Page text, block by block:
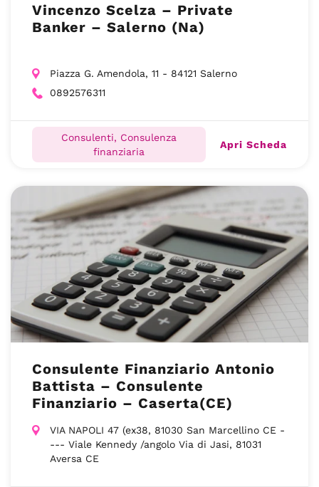
Vincenzo Scelza – Private
Banker – Salerno (Na)
Piazza G. Amendola, 11 - 84121 Salerno
0892576311
Consulenti, Consulenza
finanziaria
Apri Scheda
Consulente Finanziario Antonio
Battista – Consulente
Finanziario – Caserta(CE)
VIA NAPOLI 47 (ex38, 81030 San Marcellino CE -
--- Viale Kennedy /angolo Via di Jasi, 81031
Aversa CE